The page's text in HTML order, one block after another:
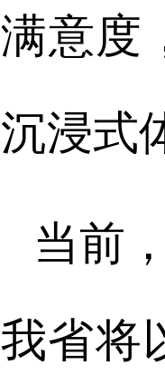
满意度
沉浸式
当前
我省将